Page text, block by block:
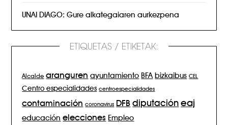
UNAI DIAGO: Gure alkategaiaren aurkezpena
ETIQUETAS / ETIKETAK:
Alcalde aranguren ayuntamiento BFA bizkaibus CEL
Centro especialidades centroespecialidades
contaminación coronavirus DFB diputación eaj
educación elecciones Empleo